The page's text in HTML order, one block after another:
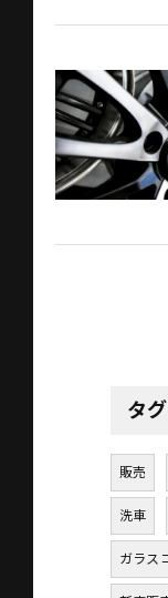
タグ
販売
洗車
ガラス